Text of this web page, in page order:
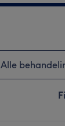
Alle